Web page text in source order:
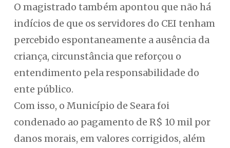
O magistrado também apontou que não há
indícios de que os servidores do CEI tenham
percebido espontaneamente a ausência da
criança, circunstância que reforçou o
entendimento pela responsabilidade do
ente público.
Com isso, o Município de Seara foi
condenado ao pagamento de R$ 10 mil por
danos morais, em valores corrigidos, além